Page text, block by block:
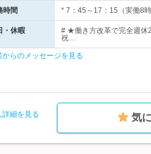
時間 * 7：45～17：15（実働8
・休暇
# ★働き方改革で完全週休
祝…
からのメッセージを見る
詳細を見る 気